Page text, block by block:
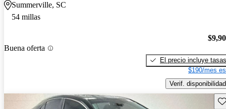
Summerville, SC
54 millas
Buena oferta
El precio incluye tasas
$190/mes
Verif. disponibilidad